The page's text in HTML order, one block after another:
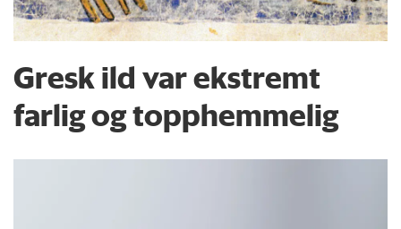
Gresk ild var ekstremt
farlig og topphemmelig